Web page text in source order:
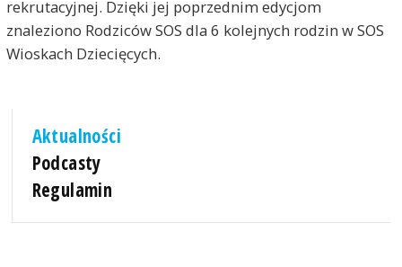
rekrutacyjnej. Dzięki jej poprzednim edycjom
znaleziono Rodziców SOS dla 6 kolejnych rodzin w SOS
Wioskach Dziecięcych.
Aktualności
Podcasty
Regulamin